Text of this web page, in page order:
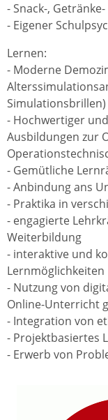
- Snack-,
- Eigener
Lernen:
- Moderne
Simulationsbrillen)
- Hochwertiger
Ausbildungen zur
- Gemütliche
- Anbindung ans
- Praktika in
- engagierte
Weiterbildung
- interaktive und
Lernmöglichkeiten
- Nutzung von
Online-Unterricht
- Integration von
- Projektbasiertes
- Erwerb von